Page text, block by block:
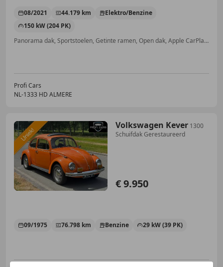
08/2021 44.179 km
Elektro/Benzine
150 kW (204 PK)
Panorama dak, Sportstoelen, Getinte ramen, Open dak, Apple CarPlay, Dodehoekdetectie, Adaptieve Cruise Control, Geheel digitaal combi-instrument
Profi Cars
NL-1333 HD ALMERE
Volkswagen Kever 1300
Schuifdak Gerestaureerd
€ 9.950
09/1975 76.798 km Benzine 29 kW (39 PK)